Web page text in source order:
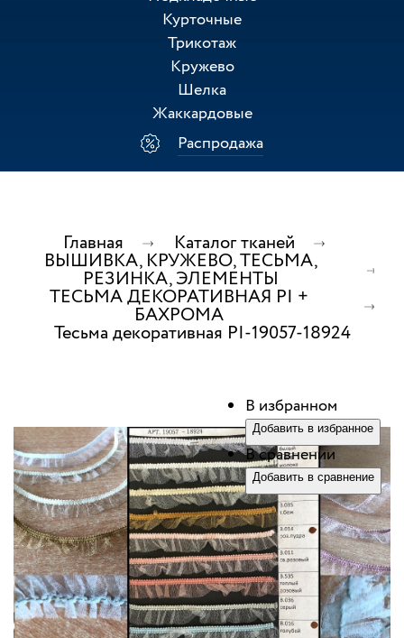
Курточные
Трикотаж
Кружево
Шелка
Жаккардовые
Распродажа
Главная Каталог тканей
ВЫШИВКА, КРУЖЕВО, ТЕСЬМА,
РЕЗИНКА, ЭЛЕМЕНТЫ
ТЕСЬМА ДЕКОРАТИВНАЯ PI +
БАХРОМА
Тесьма декоративная PI-19057-18924
В избранном
Добавить в избранное
В сравнении
Добавить в сравнение